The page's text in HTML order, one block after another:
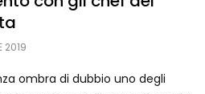
2019
ombra di dubbio uno degli